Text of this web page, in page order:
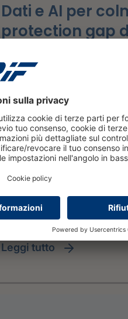
Dati e AI per
protection gap
2026
leggi tutto